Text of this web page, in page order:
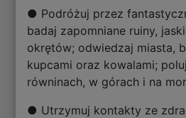
● Podróżuj przez
badaj zapomniane ruiny,
okrętów; odwiedzaj miasta,
kupcami oraz kowalami;
równinach, w górach i na
● Utrzymuj kontakty ze